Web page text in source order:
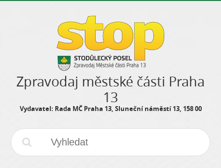
Zpravodaj městské části Praha
13
Vydavatel: Rada MČ Praha 13, Sluneční náměstí 13, 158 00